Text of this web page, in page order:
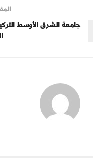
جامعة الشرق الأوسط